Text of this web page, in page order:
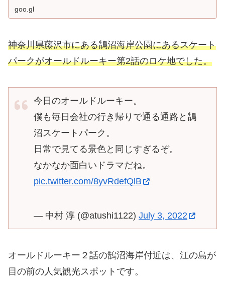
goo.gl
神奈川県藤沢市にある鵠沼海岸公園にあるスケート
パークがオールドルーキー第2話のロケ地でした。
今日のオールドルーキー。
僕も毎日会社の行き帰りで通る通路と鵠
沼スケートパーク。
日常で見てる景色と同じすぎるぞ。
なかなか面白いドラマだね。
pic.twitter.com/8yvRdefQlB
— 中村 淳 (@atushi1122) July 3, 2022
オールドルーキー２話の鵠沼海岸付近は、江の島が
目の前の人気観光スポットです。